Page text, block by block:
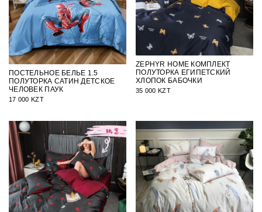
ПОСТЕЛЬНОЕ БЕЛЬЕ 1.5
ПОЛУТОРКА САТИН ДЕТСКОЕ
ЧЕЛОВЕК ПАУК
17 000 KZT
ZEPHYR HOME КОМПЛЕКТ
ПОЛУТОРКА ЕГИПЕТСКИЙ
ХЛОПОК БАБОЧКИ
35 000 KZT